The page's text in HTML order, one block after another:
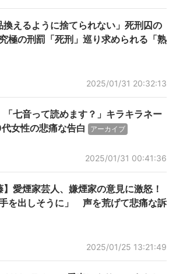
換えるように捨てられない」死刑囚の
の刑罰「死刑」巡り求められる「熟
2025/01/31 20:32:13
「七音って読めます？」キラキラネー
女性の悲痛な告白
アーカイブ
2025/01/31 00:41:36
】愛煙家芸人、嫌煙家の意見に激怒！
手を出しそうに」 声を荒げて悲痛な訴
2025/01/25 13:21:49